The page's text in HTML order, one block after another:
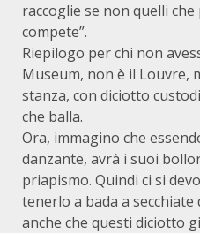
raccoglie se non quelli
compete”.
Riepilogo per chi non
Museum, non è il Louvre,
stanza, con diciotto
che balla.
Ora, immagino che
danzante, avrà i suoi
priapismo. Quindi ci si
tenerlo a bada a secchiate
anche che questi diciotto